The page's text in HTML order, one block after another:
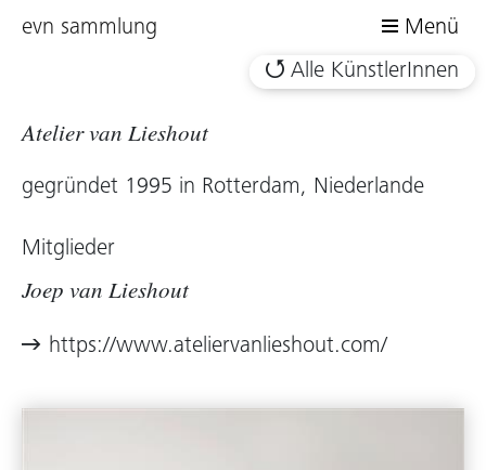
evn sammlung
Menü
Alle KünstlerInnen
Atelier van Lieshout
gegründet 1995 in Rotterdam, Niederlande
Mitglieder
Joep van Lieshout
https://www.ateliervanlieshout.com/